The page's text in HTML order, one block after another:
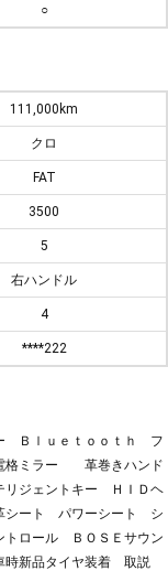
○
111,000km
クロ
FAT
3500
5
右ハンドル
4
****222
Ｂｌｕｅｔｏｏｔｈ フ
格ミラー 革巻きハンド
ジェントキー ＨＩＤヘ
シート パワーシート シ
トロール ＢＯＳＥサウン
時新品タイヤ装着 取説